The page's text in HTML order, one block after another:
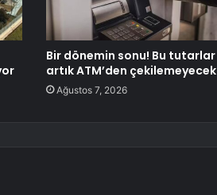
Bir dönemin sonu! Bu tutarlar
artık ATM’den çekilemeyecek
Ağustos 7, 2026